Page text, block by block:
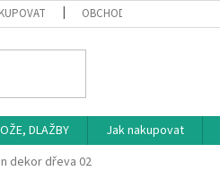
OBCHODNÍ PODMÍNKY
DLAŽBY Jak nakupovat
dekor dřeva 02